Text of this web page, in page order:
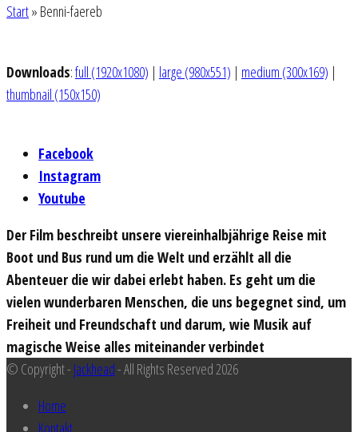
Start» Benni-faereb
Downloads:full (1920x1080) | large (980x551) | medium (300x169) |
thumbnail (150x150)
Facebook
Instagram
Youtube
Der Film beschreibt unsere viereinhalbjährige Reise mit
Boot und Bus rund um die Welt und erzählt all die
Abenteuer die wir dabei erlebt haben. Es geht um die
vielen wunderbaren Menschen, die uns begegnet sind, um
Freiheit und Freundschaft und darum, wie Musik auf
magische Weise alles miteinander verbindet
© Copyright - Jackhead- All Rights Reserved 2026
Home
Kontakt